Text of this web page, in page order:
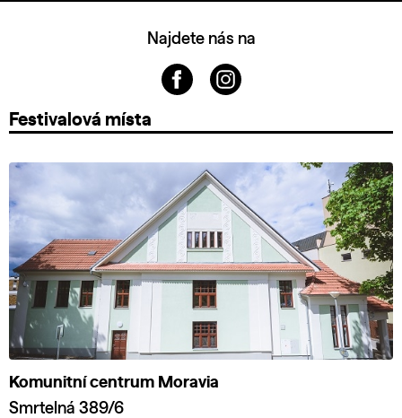
Najdete nás na
Festivalová místa
Komunitní centrum Moravia
Smrtelná 389/6